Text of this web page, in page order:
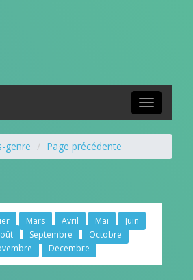
Toggle
navigation
genre Page précédente
Mars Avril Mai
Juin
Septembre
Octobre
Decembre